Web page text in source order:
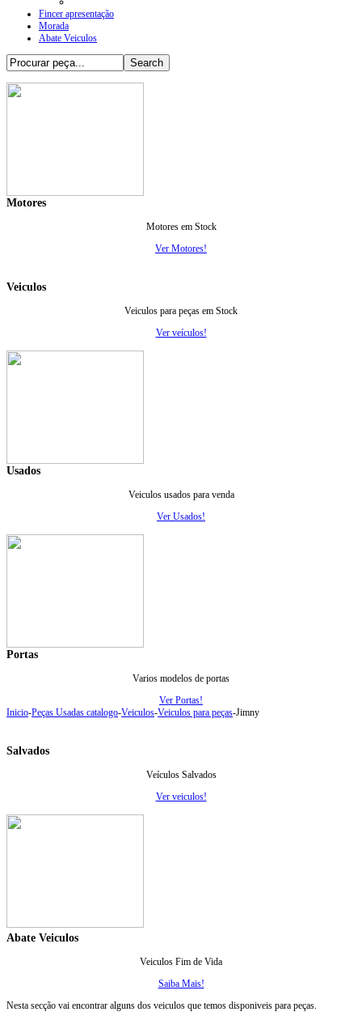
Fincer apresentação
Morada
Abate Veiculos
Motores
Motores em Stock
Ver Motores!
Veiculos
Veiculos para peças em Stock
Ver veículos!
Usados
Veiculos usados para venda
Ver Usados!
Portas
Varios modelos de portas
Ver Portas!
Inicio-Peças Usadas catalogo-Veiculos-Veiculos para peças-Jimny
Salvados
Veículos Salvados
Ver veiculos!
Abate Veiculos
Veiculos Fim de Vida
Saiba Mais!
Nesta secção vai encontrar alguns dos veiculos que temos disponiveis para peças.